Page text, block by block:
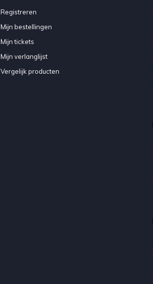
Registreren
Mijn bestellingen
Mijn tickets
Mijn verlanglijst
Vergelijk producten